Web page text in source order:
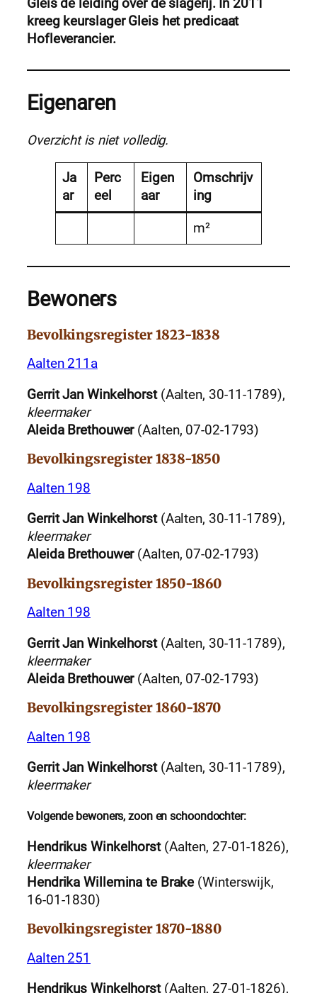
Gleis de leiding over de slagerij. In 2011
kreeg keurslager Gleis het predicaat
Hofleverancier.
Eigenaren
Overzicht is niet volledig.
Ja
ar
Perc
eel
Eigen
aar
Omschrijv
ing
m²
Bewoners
Bevolkingsregister 1823-1838
Aalten 211a
Gerrit Jan Winkelhorst(Aalten, 30-11-1789),
kleermaker
Aleida Brethouwer(Aalten, 07-02-1793)
Bevolkingsregister 1838-1850
Aalten 198
Gerrit Jan Winkelhorst(Aalten, 30-11-1789),
kleermaker
Aleida Brethouwer(Aalten, 07-02-1793)
Bevolkingsregister 1850-1860
Aalten 198
Gerrit Jan Winkelhorst(Aalten, 30-11-1789),
kleermaker
Aleida Brethouwer(Aalten, 07-02-1793)
Bevolkingsregister 1860-1870
Aalten 198
Gerrit Jan Winkelhorst(Aalten, 30-11-1789),
kleermaker
Volgende bewoners, zoon en schoondochter:
Hendrikus Winkelhorst(Aalten, 27-01-1826),
kleermaker
Hendrika Willemina te Brake(Winterswijk,
16-01-1830)
Bevolkingsregister 1870-1880
Aalten 251
Hendrikus Winkelhorst(Aalten, 27-01-1826),